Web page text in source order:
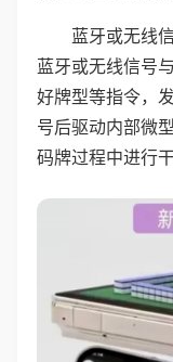
蓝牙或无线
蓝牙或无线信号
好牌型等指令，
号后驱动内部微
码牌过程中进行